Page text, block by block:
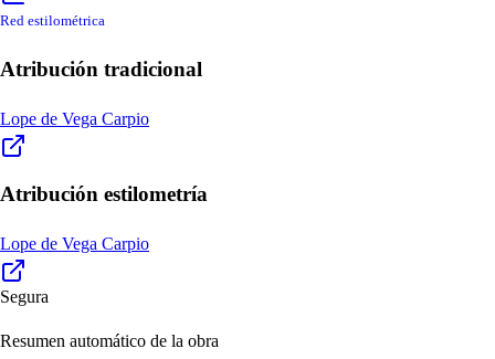
Red estilométrica
Atribución tradicional
Lope de Vega Carpio
Atribución estilometría
Lope de Vega Carpio
Segura
Resumen automático de la obra